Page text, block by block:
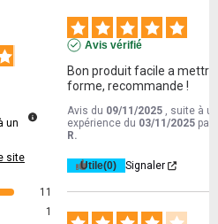
un
site
11
1
Avis vérifié
Bon produit facile a
forme, recommande !
Avis du 09/11/2025 , suite à
expérience du 03/11/2025 par
R.
Utile(0) Signaler